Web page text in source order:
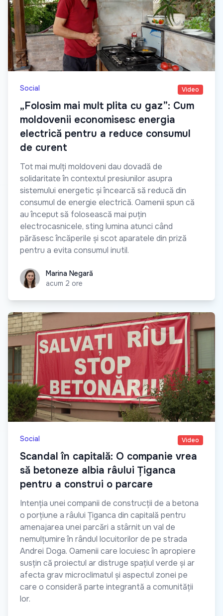
Social Video
„Folosim mai mult plita cu gaz”: Cum
moldovenii economisesc energia
electrică pentru a reduce consumul
de curent
Tot mai mulți moldoveni dau dovadă de
solidaritate în contextul presiunilor asupra
sistemului energetic și încearcă să reducă din
consumul de energie electrică. Oamenii spun că
au început să folosească mai puțin
electrocasnicele, sting lumina atunci când
părăsesc încăperile și scot aparatele din priză
pentru a evita consumul inutil.
Marina Negară
Marina Negară
acum 2 ore
Social Video
Scandal în capitală: O companie vrea
să betoneze albia râului Țiganca
pentru a construi o parcare
Intenția unei companii de construcții de a betona
o porțiune a râului Țiganca din capitală pentru
amenajarea unei parcări a stârnit un val de
nemulțumire în rândul locuitorilor de pe strada
Andrei Doga. Oamenii care locuiesc în apropiere
susțin că proiectul ar distruge spațiul verde și ar
afecta grav microclimatul și aspectul zonei pe
care o consideră parte integrantă a comunității
lor.